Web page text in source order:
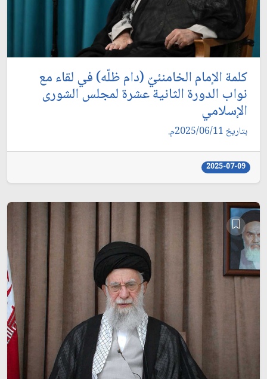
كلمة الإمام الخامنئيّ (دام ظلّه) في لقاء مع
نواب الدورة الثانية عشرة لمجلس الشورى
الإسلامي
بتاريخ 2025/06/11م.
2025-07-09